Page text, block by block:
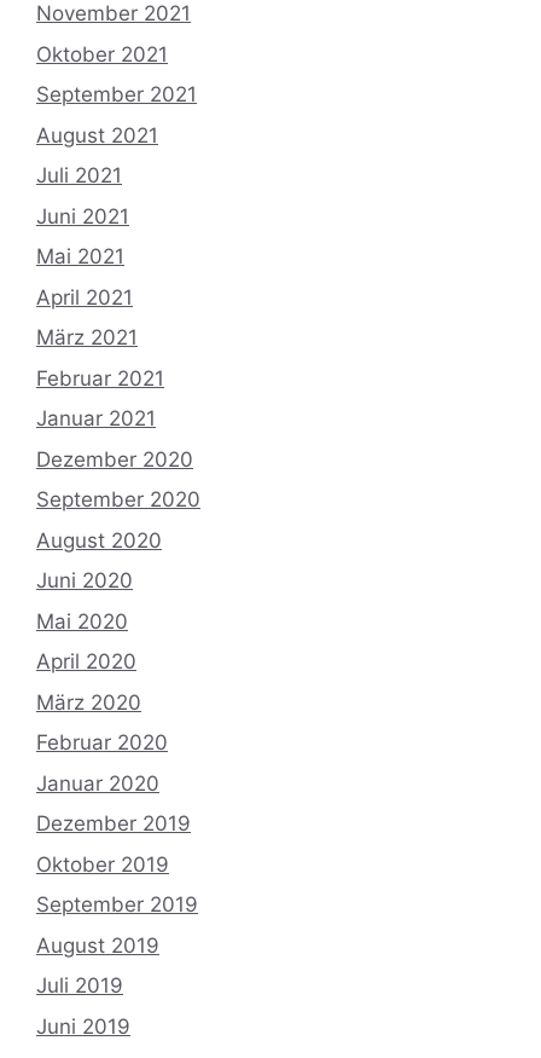
November 2021
Oktober 2021
September 2021
August 2021
Juli 2021
Juni 2021
Mai 2021
April 2021
März 2021
Februar 2021
Januar 2021
Dezember 2020
September 2020
August 2020
Juni 2020
Mai 2020
April 2020
März 2020
Februar 2020
Januar 2020
Dezember 2019
Oktober 2019
September 2019
August 2019
Juli 2019
Juni 2019